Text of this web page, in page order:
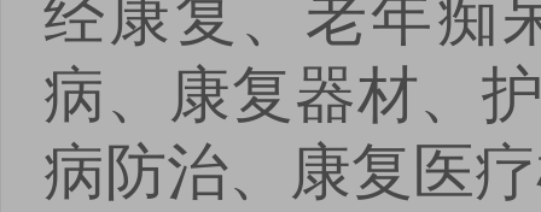
病、康复器材、
病防治、康复医